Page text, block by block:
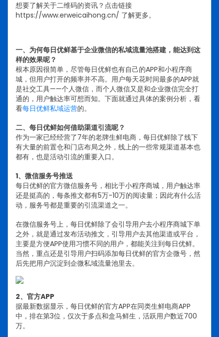
想要了解关于二维码的资讯？点击链接
https://www.erweicaihong.cn/ 了解更多。
一、为何每日优鲜基于企业微信的私域流量池搭建，能达到这
样的效果呢？
根本原因很简单，尽管每日优鲜也有自己的APP和小程序商
城，但用户打开的频率并不高。用户每天花时间最多的APP就
是社交工具——个人微信，而个人微信又是和企业微信完全打
通的，用户触达率可想而知。 下面就通过具体的案例分析，看
看每日优鲜私域运营的。
二、每日优鲜如何借助渠道引流呢？
作为一家已经经营了7年的老牌生鲜电商，每日优鲜除了线下
有大量的前置仓和门店布局之外，线上的一些常规渠道基本也
都有，也是活动引流的重要入口。
1、微信服务号推送
每日优鲜的官方微信服务号，相比于小程序商城，用户触达率
还是挺高的，每条推文都有5万-10万的阅读量；因此有什么活
动，服务号都是重要的引流渠道之一。
在微信服务号上，每日优鲜除了会引导用户去小程序商城下单
之外，就是通过发布活动推文，引导用户去其他渠道或平台，
主要是方便APP使用习惯不同的用户，都能关注到每日优鲜。
当然，重点还是引导用户扫码添加每日优鲜的官方企微号，然
后先把用户沉淀到企微私域流量池里去。
2、官方APP
据最新数据显示，每日优鲜的官方APP在同类生鲜电商APP
中，排在第3位，仅次于多点和盒马鲜生，活跃用户数近700
万。